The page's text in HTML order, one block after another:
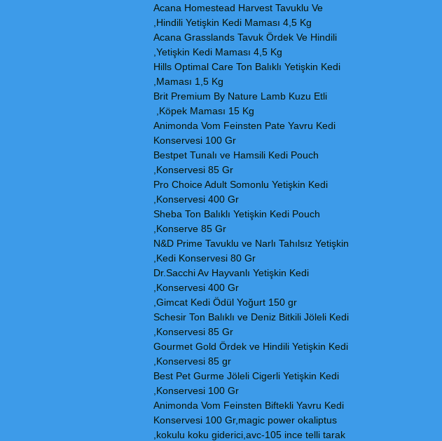
Acana Homestead Harvest Tavuklu Ve
Hindili Yetişkin Kedi Maması 4,5 Kg,
Acana Grasslands Tavuk Ördek Ve Hindili
Yetişkin Kedi Maması 4,5 Kg,
Hills Optimal Care Ton Balıklı Yetişkin Kedi
Maması 1,5 Kg,
Brit Premium By Nature Lamb Kuzu Etli
Köpek Maması 15 Kg,
Animonda Vom Feinsten Pate Yavru Kedi
Konservesi 100 Gr
Bestpet Tunalı ve Hamsili Kedi Pouch
Konservesi 85 Gr,
Pro Choice Adult Somonlu Yetişkin Kedi
Konservesi 400 Gr,
Sheba Ton Balıklı Yetişkin Kedi Pouch
Konserve 85 Gr,
N&D Prime Tavuklu ve Narlı Tahılsız Yetişkin
Kedi Konservesi 80 Gr,
Dr.Sacchi Av Hayvanlı Yetişkin Kedi
Konservesi 400 Gr,
Gimcat Kedi Ödül Yoğurt 150 gr,
Schesir Ton Balıklı ve Deniz Bitkili Jöleli Kedi
Konservesi 85 Gr,
Gourmet Gold Ördek ve Hindili Yetişkin Kedi
Konservesi 85 gr,
Best Pet Gurme Jöleli Cigerli Yetişkin Kedi
Konservesi 100 Gr,
Animonda Vom Feinsten Biftekli Yavru Kedi
Konservesi 100 Gr,magic power okaliptus
kokulu koku giderici,avc-105 ince telli tarak,